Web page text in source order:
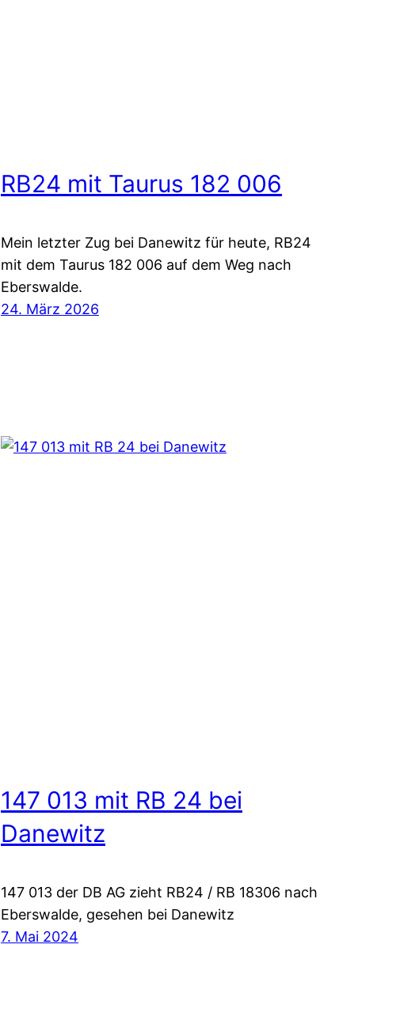
RB24 mit Taurus 182 006
Mein letzter Zug bei Danewitz für heute, RB24
mit dem Taurus 182 006 auf dem Weg nach
Eberswalde.
24. März 2026
147 013 mit RB 24 bei
Danewitz
147 013 der DB AG zieht RB24 / RB 18306 nach
Eberswalde, gesehen bei Danewitz
7. Mai 2024